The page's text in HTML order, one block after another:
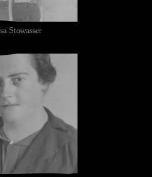
Stowasser